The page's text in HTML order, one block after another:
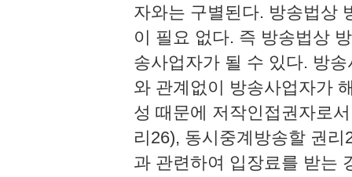
자와는 구별된다. 방송법상
이 필요 없다. 즉 방송법상
송사업자가 될 수 있다. 방
와 관계없이 방송사업자가
성 때문에 저작인접권자로
리26), 동시중계방송할 권
과 관련하여 입장료를 받는